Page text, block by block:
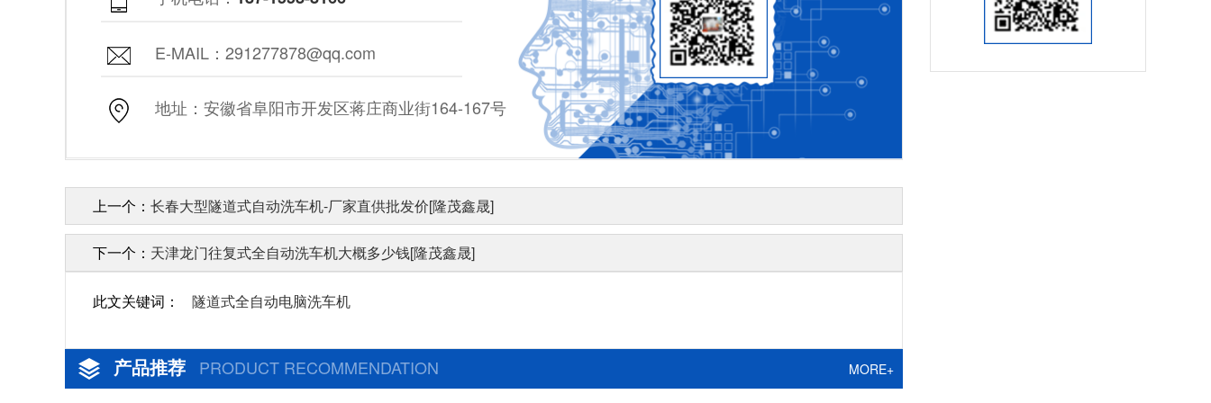
E-MAIL：291277878@qq.com
地址：安徽省阜阳市开发区蒋庄商业街164-167号
上一个： 长春大型隧道式自动洗车机-厂家直供批发价[隆茂鑫晟]
下一个： 天津龙门往复式全自动洗车机大概多少钱[隆茂鑫晟]
此文关键词： 隧道式全自动电脑洗车机
产品推荐 PRODUCT RECOMMENDATION MORE+